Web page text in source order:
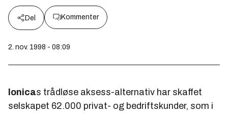
Del Kommenter
2. nov. 1998 - 08:09
Ionicas trådløse aksess-alternativ har skaffet
selskapet 62.000 privat- og bedriftskunder, som i